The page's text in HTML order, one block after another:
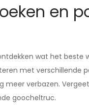
en
wat het beste
met verschillende
verbazen.
goocheltruc.